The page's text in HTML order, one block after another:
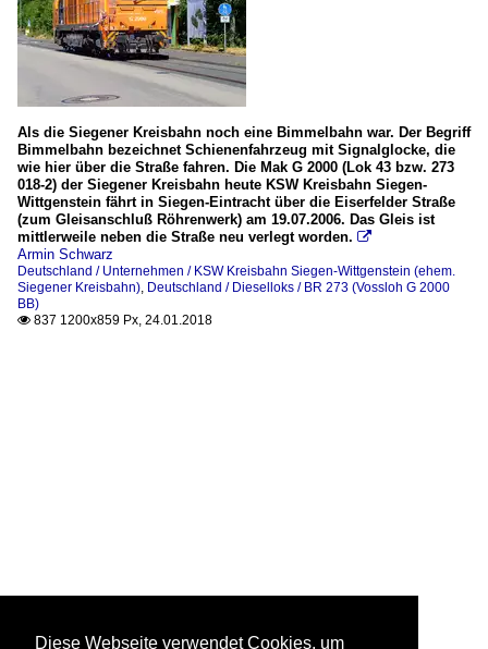
Als die Siegener Kreisbahn noch eine Bimmelbahn war. Der Begriff
Bimmelbahn bezeichnet Schienenfahrzeug mit Signalglocke, die
wie hier über die Straße fahren. Die Mak G 2000 (Lok 43 bzw. 273
018-2) der Siegener Kreisbahn heute KSW Kreisbahn Siegen-
Wittgenstein fährt in Siegen-Eintracht über die Eiserfelder Straße
(zum Gleisanschluß Röhrenwerk) am 19.07.2006. Das Gleis ist
mittlerweile neben die Straße neu verlegt worden. 
Armin Schwarz
Deutschland / Unternehmen / KSW Kreisbahn Siegen-Wittgenstein (ehem.
Siegener Kreisbahn), Deutschland / Dieselloks / BR 273 (Vossloh G 2000
BB)
 837 1200x859 Px, 24.01.2018
Diese Webseite verwendet Cookies, um